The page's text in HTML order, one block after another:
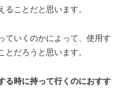
ることだと思います。
ていくのかによって、使用す
とだろうと思います。
る時に持って行くのにおすす